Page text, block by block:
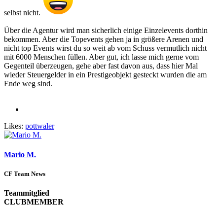
selbst nicht.
Über die Agentur wird man sicherlich einige Einzelevents dorthin
bekommen. Aber die Topevents gehen ja in größere Arenen und
nicht top Events wirst du so weit ab vom Schuss vermutlich nicht
mit 6000 Menschen füllen. Aber gut, ich lasse mich gerne vom
Gegenteil überzeugen, gehe aber fast davon aus, dass hier Mal
wieder Steuergelder in ein Prestigeobjekt gesteckt wurden die am
Ende weg sind.
Likes: pottwaler
Mario M.
CF Team News
Teammitglied
CLUBMEMBER